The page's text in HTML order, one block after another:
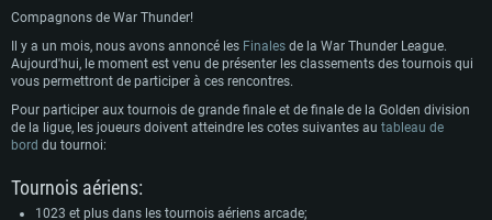
Compagnons de War Thunder!
Il y a un mois, nous avons annoncé les Finales de la War Thunder League.
Aujourd'hui, le moment est venu de présenter les classements des tournois qui
vous permettront de participer à ces rencontres.
Pour participer aux tournois de grande finale et de finale de la Golden division
de la ligue, les joueurs doivent atteindre les cotes suivantes au tableau de
bord du tournoi:
Tournois aériens:
1023 et plus dans les tournois aériens arcade;